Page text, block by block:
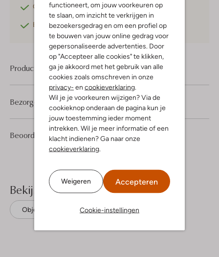
functioneert, om jouw voorkeuren op
te slaan, om inzicht te verkrijgen in
bezoekersgedrag en om een profiel op
te bouwen van jouw online gedrag voor
gepersonaliseerde advertenties. Door
op "Accepteer alle cookies" te klikken,
ga je akkoord met het gebruik van alle
cookies zoals omschreven in onze
privacy- en cookieverklaring
Wil je je voorkeuren wijzigen? Via de
cookieknop onderaan de pagina kun je
jouw toestemming ieder moment
intrekken. Wil je meer informatie of een
klacht indienen? Ga naar onze
cookieverklaring
Weigeren Accepteren
Cookie-instellingen
Gratis retournerenbinnen 30 dagen*
Betaal achterafmet Klarna
Product informatie
Beoordelingen (1) 3
1
3
Sterren
Bezorgen & retourneren
Bekijk meer
Object Tencel